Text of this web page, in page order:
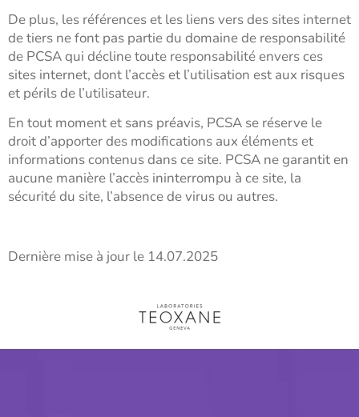
De plus, les références et les liens vers des sites internet
de tiers ne font pas partie du domaine de responsabilité
de PCSA qui décline toute responsabilité envers ces
sites internet, dont l’accès et l’utilisation est aux risques
et périls de l’utilisateur.
En tout moment et sans préavis, PCSA se réserve le
droit d’apporter des modifications aux éléments et
informations contenus dans ce site. PCSA ne garantit en
aucune manière l’accès ininterrompu à ce site, la
sécurité du site, l’absence de virus ou autres.
Dernière mise à jour le 14.07.2025